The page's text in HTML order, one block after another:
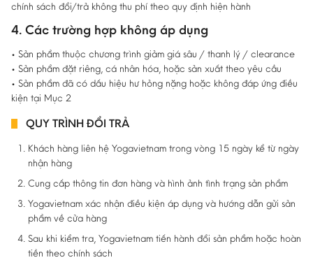
chính sách đổi/trả không thu phí theo quy định hiện hành
4. Các trường hợp không áp dụng
• Sản phẩm thuộc chương trình giảm giá sâu / thanh lý / clearance
• Sản phẩm đặt riêng, cá nhân hóa, hoặc sản xuất theo yêu cầu
• Sản phẩm đã có dấu hiệu hư hỏng nặng hoặc không đáp ứng điều
kiện tại Mục 2
QUY TRÌNH ĐỔI TRẢ
Khách hàng liên hệ Yogavietnam trong vòng 15 ngày kể từ ngày
nhận hàng
Cung cấp thông tin đơn hàng và hình ảnh tình trạng sản phẩm
Yogavietnam xác nhận điều kiện áp dụng và hướng dẫn gửi sản
phẩm về cửa hàng
Sau khi kiểm tra, Yogavietnam tiến hành đổi sản phẩm hoặc hoàn
tiền theo chính sách